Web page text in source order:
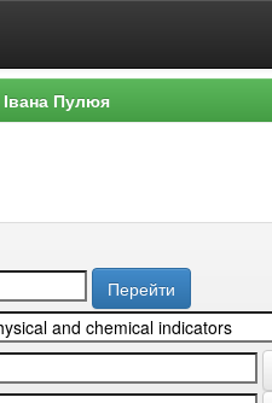
Івана Пулюя